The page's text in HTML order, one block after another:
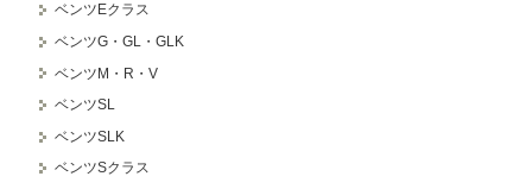
ベンツEクラス
ベンツG・GL・GLK
ベンツM・R・V
ベンツSL
ベンツSLK
ベンツSクラス